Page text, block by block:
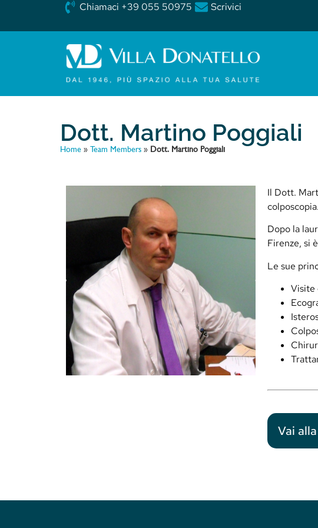
Chiamaci +39 055 50975 Scrivici
Dott. Martino Poggiali
Home » Team Members » Dott. Martino Poggiali
Il Dott.
colposcopia.
Dopo la
Firenze, si
Le sue
Visite
Vai